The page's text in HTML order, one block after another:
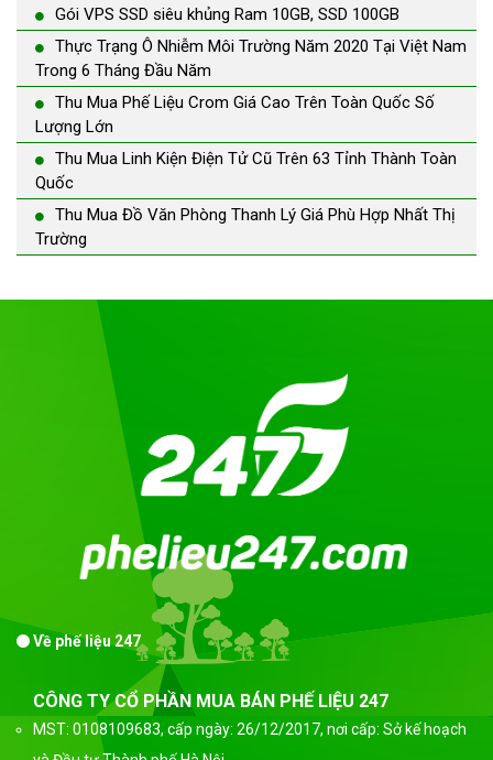
Gói VPS SSD siêu khủng Ram 10GB, SSD 100GB
Thực Trạng Ô Nhiễm Môi Trường Năm 2020 Tại Việt Nam
Trong 6 Tháng Đầu Năm
Thu Mua Phế Liệu Crom Giá Cao Trên Toàn Quốc Số
Lượng Lớn
Thu Mua Linh Kiện Điện Tử Cũ Trên 63 Tỉnh Thành Toàn
Quốc
Thu Mua Đồ Văn Phòng Thanh Lý Giá Phù Hợp Nhất Thị
Trường
Về phế liệu 247
CÔNG TY CỔ PHẦN MUA BÁN PHẾ LIỆU 247
MST: 0108109683, cấp ngày: 26/12/2017, nơi cấp: Sở kế hoạch